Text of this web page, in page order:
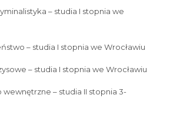
– studia I stopnia we
– studia I stopnia we Wrocławiu
– studia I stopnia we Wrocławiu
– studia II stopnia 3-